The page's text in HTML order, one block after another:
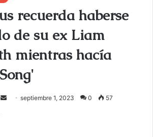
recuerda haberse
de su ex Liam
mientras hacía
septiembre 1, 2023 0 57